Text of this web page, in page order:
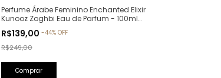
Perfume Árabe Feminino Enchanted Elixir
Kunooz Zoghbi Eau de Parfum - 100ml
Chanel)
R$139,00 -44% OFF
R$249,00